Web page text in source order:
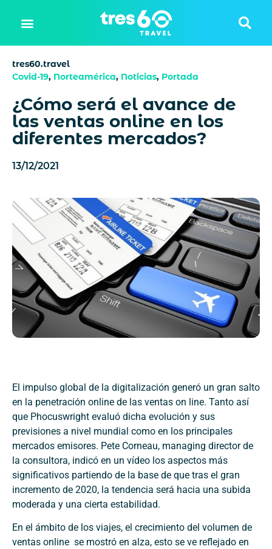
tres60.travel
Covid-19, Norteamérica, Noticias, Portada
¿Cómo será el avance de
las ventas online en los
diferentes mercados?
13/12/2021
El impulso global de la digitalización generó un gran salto
en la penetración online de las ventas on line. Tanto así
que Phocuswright evaluó dicha evolución y sus
previsiones a nivel mundial como en los principales
mercados emisores. Pete Corneau, managing director de
la consultora, indicó en un vídeo los aspectos más
significativos partiendo de la base de que tras el gran
incremento de 2020, la tendencia será hacia una subida
moderada y una cierta estabilidad.
En el ámbito de los viajes, el crecimiento del volumen de
ventas online se mostró en alza, esto se ve reflejado en